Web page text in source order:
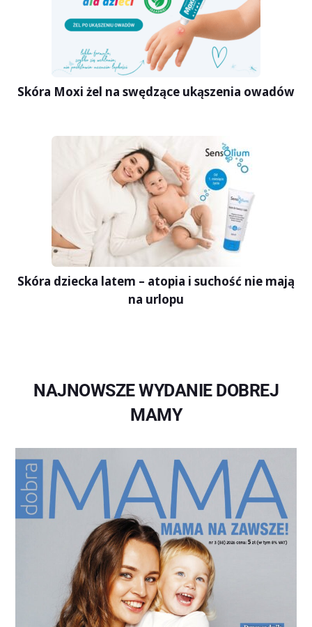
Skóra Moxi żel na swędzące ukąszenia owadów
Skóra dziecka latem – atopia i suchość nie mają
na urlopu
NAJNOWSZE WYDANIE DOBREJ
MAMY